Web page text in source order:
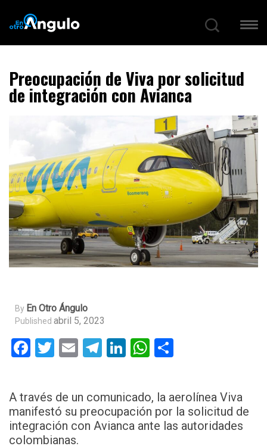
Preocupación de Viva por solicitud
de integración con Avianca
By En Otro Ángulo
Published abril 5, 2023
Facebook
Twitter
EmailTelegram
LinkedIn
WhatsApp
A través de un comunicado, la aerolínea Viva
manifestó su preocupación por la solicitud de
integración con Avianca ante las autoridades
colombianas.